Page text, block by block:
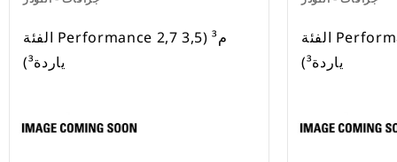
الفئة Performance 2,7 م³ (3,5
ياردة³)
الفئة Performance 2,7 م³ (3,5
ياردة³)